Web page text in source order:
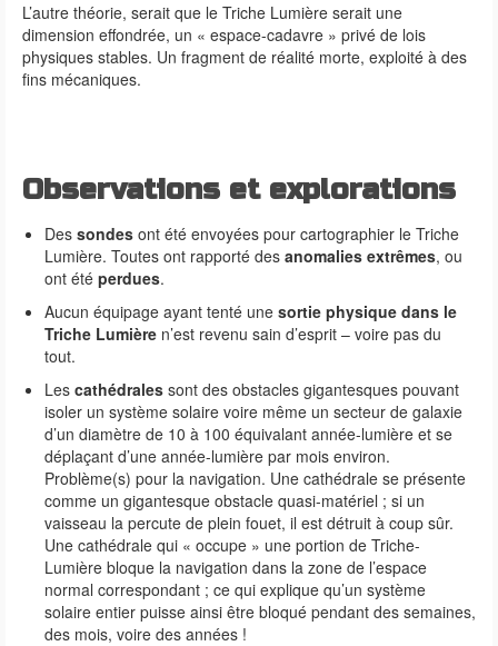
L’autre théorie, serait que le Triche Lumière serait une
dimension effondrée, un « espace-cadavre » privé de lois
physiques stables. Un fragment de réalité morte, exploité à des
fins mécaniques.
Observations et explorations
Des sondes ont été envoyées pour cartographier le Triche
Lumière. Toutes ont rapporté des anomalies extrêmes, ou
ont été perdues.
Aucun équipage ayant tenté une sortie physique dans le
Triche Lumière n’est revenu sain d’esprit – voire pas du
tout.
Les cathédrales sont des obstacles gigantesques pouvant
isoler un système solaire voire même un secteur de galaxie
d’un diamètre de 10 à 100 équivalant année-lumière et se
déplaçant d’une année-lumière par mois environ.
Problème(s) pour la navigation. Une cathédrale se présente
comme un gigantesque obstacle quasi-matériel ; si un
vaisseau la percute de plein fouet, il est détruit à coup sûr.
Une cathédrale qui « occupe » une portion de Triche-
Lumière bloque la navigation dans la zone de l’espace
normal correspondant ; ce qui explique qu’un système
solaire entier puisse ainsi être bloqué pendant des semaines,
des mois, voire des années !